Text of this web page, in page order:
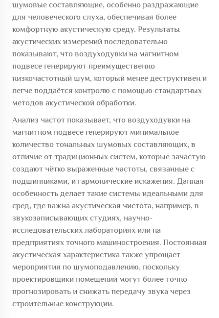
шумовые составляющие, особенно раздражающие
для человеческого слуха, обеспечивая более
комфортную акустическую среду. Результаты
акустических измерений последовательно
показывают, что воздуходувки на магнитном
подвесе генерируют преимущественно
низкочастотный шум, который менее деструктивен и
легче поддаётся контролю с помощью стандартных
методов акустической обработки.
Анализ частот показывает, что воздуходувки на
магнитном подвесе генерируют минимальное
количество тональных шумовых составляющих, в
отличие от традиционных систем, которые зачастую
создают чётко выраженные частоты, связанные с
подшипниками, и гармонические искажения. Данная
особенность делает такие системы идеальными для
сред, где важна акустическая чистота, например, в
звукозаписывающих студиях, научно-
исследовательских лабораториях или на
предприятиях точного машиностроения. Постоянная
акустическая характеристика также упрощает
мероприятия по шумоподавлению, поскольку
проектировщики помещений могут более точно
прогнозировать и снижать передачу звука через
строительные конструкции.